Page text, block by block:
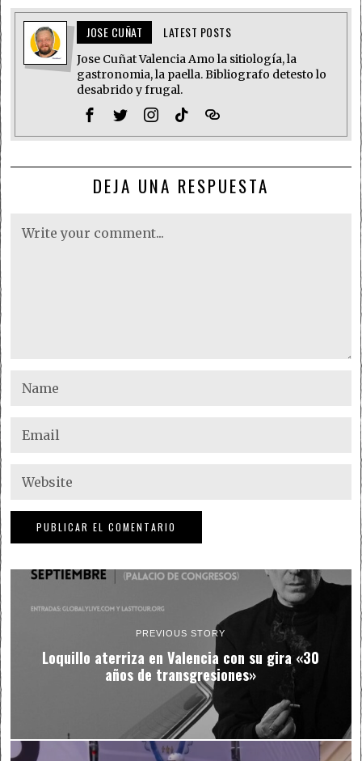
JOSE CUÑAT LATEST POSTS
Jose Cuñat Valencia Amo la sitiología, la
gastronomia, la paella. Bibliografo detesto lo
desabrido y frugal.
DEJA UNA RESPUESTA
PREVIOUS STORY
Loquillo aterriza en Valencia con su gira «30
años de transgresiones»